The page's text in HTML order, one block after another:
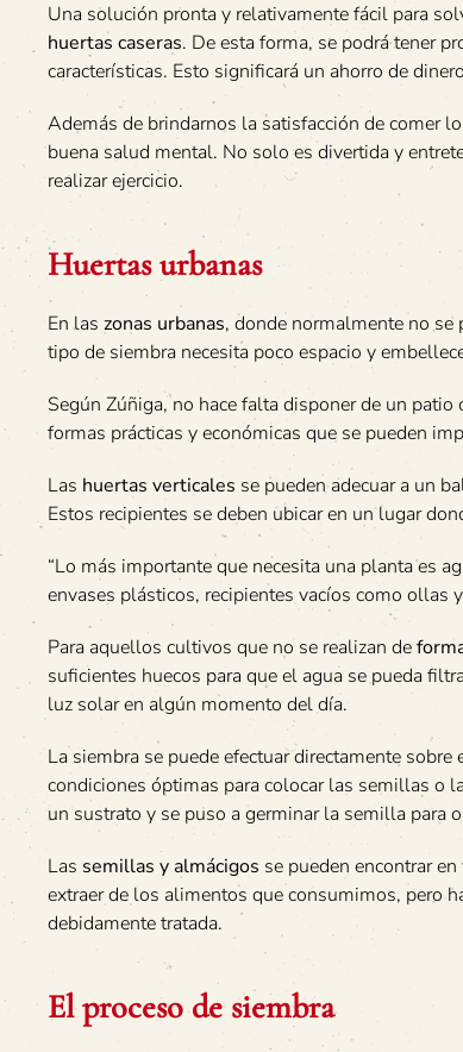
Una solución pronta y relativamente fácil para
huertas caseras. De esta forma, se podrá tener
características. Esto significará un ahorro de
Además de brindarnos la satisfacción de comer
buena salud mental. No solo es divertida y
realizar ejercicio.
Huertas urbanas
En las zonas urbanas, donde normalmente no se
tipo de siembra necesita poco espacio y
Según Zúñiga, no hace falta disponer de un
formas prácticas y económicas que se pueden
Las huertas verticales se pueden adecuar a un
Estos recipientes se deben ubicar en un lugar
“Lo más importante que necesita una planta es
envases plásticos, recipientes vacíos como ollas
Para aquellos cultivos que no se realizan de
suficientes huecos para que el agua se pueda
luz solar en algún momento del día.
La siembra se puede efectuar directamente
condiciones óptimas para colocar las semillas o
un sustrato y se puso a germinar la semilla para
Las semillas y almácigos se pueden encontrar
extraer de los alimentos que consumimos, pero
debidamente tratada.
El proceso de siembra